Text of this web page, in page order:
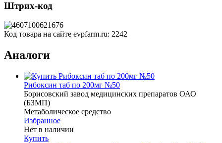
Штрих-код
Код товара на сайте evpfarm.ru: 2242
Аналоги
Рибоксин таб по 200мг №50
Борисовский завод медицинских препаратов ОАО
(БЗМП)
Метаболическое средство
Избранное
Нет в наличии
Купить